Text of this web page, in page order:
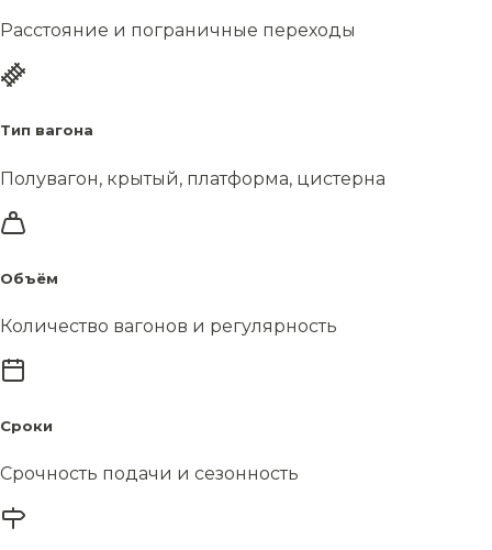
Расстояние и пограничные переходы
Тип вагона
Полувагон, крытый, платформа, цистерна
Объём
Количество вагонов и регулярность
Сроки
Срочность подачи и сезонность